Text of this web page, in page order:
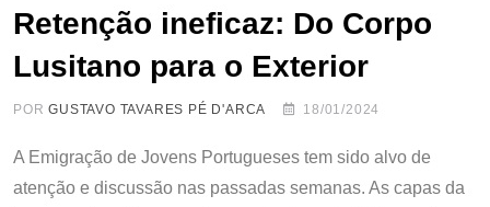
Retenção ineficaz: Do Corpo
Lusitano para o Exterior
PORGUSTAVO TAVARES PÉ D'ARCA 18/01/2024
A Emigração de Jovens Portugueses tem sido alvo de
atenção e discussão nas passadas semanas. As capas da